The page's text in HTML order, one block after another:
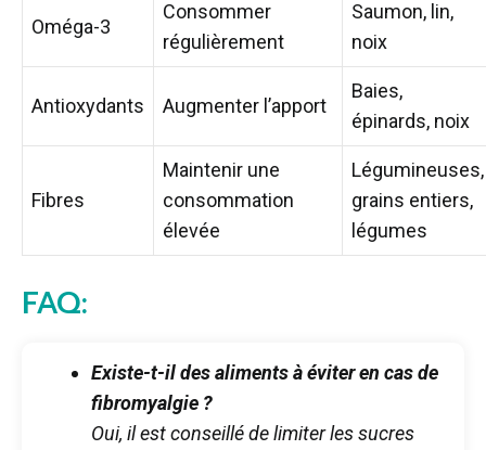
Oméga-3
Consommer
régulièrement
Saumon, lin,
noix
Antioxydants Augmenter l’apport
Baies,
épinards, noix
Fibres
Maintenir une
consommation
élevée
Légumineuses,
grains entiers,
légumes
FAQ:
Existe-t-il des aliments à éviter en cas de
fibromyalgie ?
Oui, il est conseillé de limiter les sucres